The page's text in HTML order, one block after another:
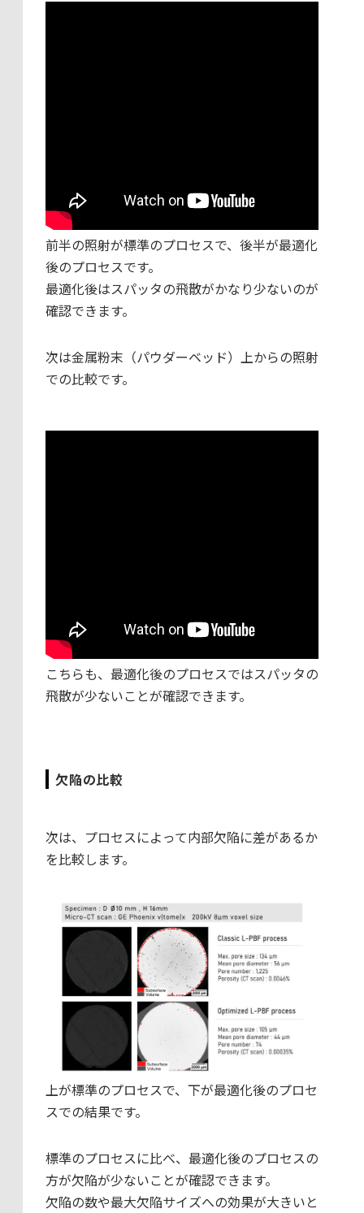
前半の照射が標準のプロセスで、後半が最適化
後のプロセスです。
最適化後はスパッタの飛散がかなり少ないのが
確認できます。
次は金属粉末（パウダーベッド）上からの照射
での比較です。
こちらも、最適化後のプロセスではスパッタの
飛散が少ないことが確認できます。
欠陥の比較
次は、プロセスによって内部欠陥に差があるか
を比較します。
上が標準のプロセスで、下が最適化後のプロセ
スでの結果です。
標準のプロセスに比べ、最適化後のプロセスの
方が欠陥が少ないことが確認できます。
欠陥の数や最大欠陥サイズへの効果が大きいと